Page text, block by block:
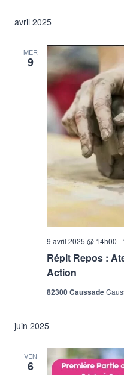
avril 2025
MER
9
Répit Repos :
Action
9 avril 2025 @ 14h00 -
82300 Caussade
juin 2025
VEN
6